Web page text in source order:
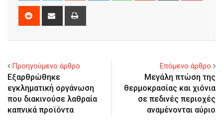
Reddit
Share
Προηγούμενο άρθρο
Εξαρθρώθηκε
εγκληματική οργάνωση
που διακινούσε λαθραία
καπνικά προϊόντα
Επόμενο άρθρο
Μεγάλη πτώση της
θερμοκρασίας και χιόνια
σε πεδινές περιοχές
αναμένονται αύριο